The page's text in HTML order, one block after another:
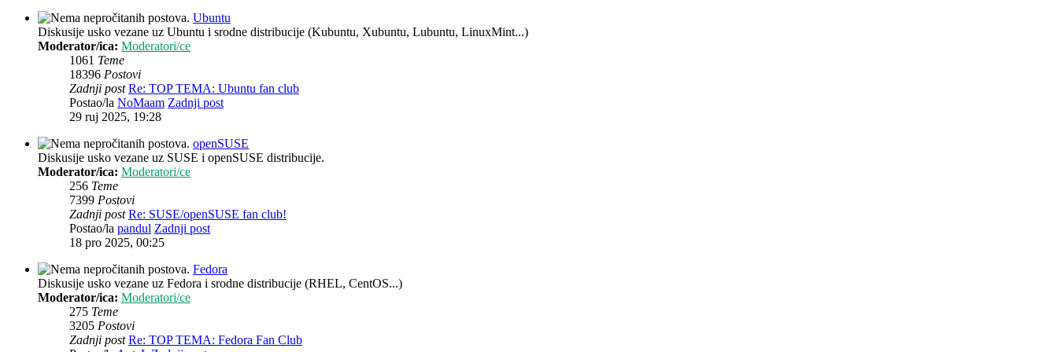
Ubuntu
Diskusije usko vezane uz Ubuntu i srodne distribucije (Kubuntu, Xubuntu, Lubuntu, LinuxMint...)
Moderator/ica: Moderatori/ce
1061 Teme
18396 Postovi
Zadnji post Re: TOP TEMA: Ubuntu fan club
Postao/la NoMaam Zadnji post
29 ruj 2025, 19:28
openSUSE
Diskusije usko vezane uz SUSE i openSUSE distribucije.
Moderator/ica: Moderatori/ce
256 Teme
7399 Postovi
Zadnji post Re: SUSE/openSUSE fan club!
Postao/la pandul Zadnji post
18 pro 2025, 00:25
Fedora
Diskusije usko vezane uz Fedora i srodne distribucije (RHEL, CentOS...)
Moderator/ica: Moderatori/ce
275 Teme
3205 Postovi
Zadnji post Re: TOP TEMA: Fedora Fan Club